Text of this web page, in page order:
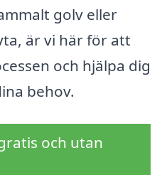
golv eller
är vi här för att
och hjälpa dig
behov.
och utan